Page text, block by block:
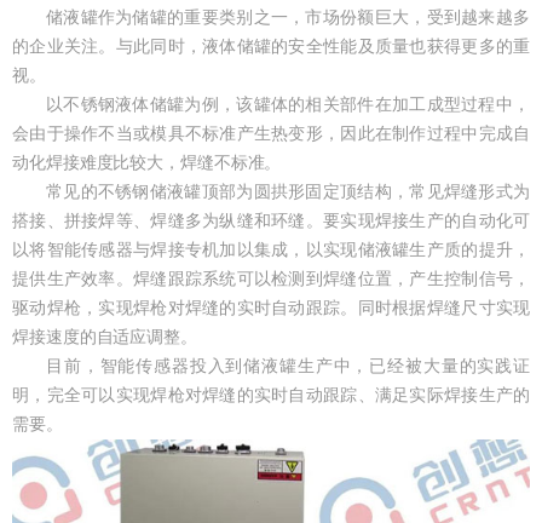
储液罐作为储罐的重要类别之一，市场份额巨大，受到越来越多
的企业关注。与此同时，液体储罐的安全性能及质量也获得更多的重
视。
以不锈钢液体储罐为例，该罐体的相关部件在加工成型过程中，
会由于操作不当或模具不标准产生热变形，因此在制作过程中完成自
动化焊接难度比较大，焊缝不标准。
常见的不锈钢储液罐顶部为圆拱形固定顶结构，常见焊缝形式为
搭接、拼接焊等、焊缝多为纵缝和环缝。要实现焊接生产的自动化可
以将智能传感器与焊接专机加以集成，以实现储液罐生产质的提升，
提供生产效率。焊缝跟踪系统可以检测到焊缝位置，产生控制信号，
驱动焊枪，实现焊枪对焊缝的实时自动跟踪。同时根据焊缝尺寸实现
焊接速度的自适应调整。
目前，智能传感器投入到储液罐生产中，已经被大量的实践证
明，完全可以实现焊枪对焊缝的实时自动跟踪、满足实际焊接生产的
需要。